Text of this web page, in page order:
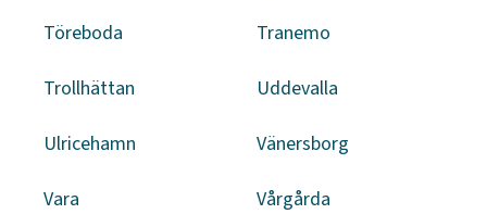
Töreboda Tranemo
Trollhättan Uddevalla
Ulricehamn Vänersborg
Vara Vårgårda